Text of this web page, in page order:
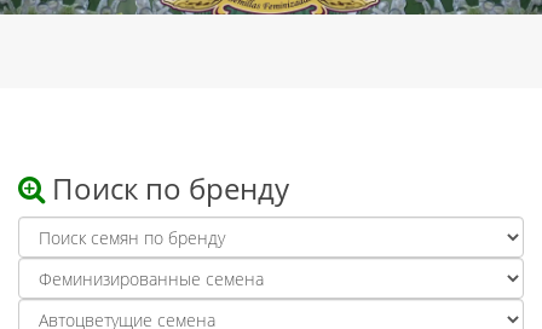
Поиск по бренду